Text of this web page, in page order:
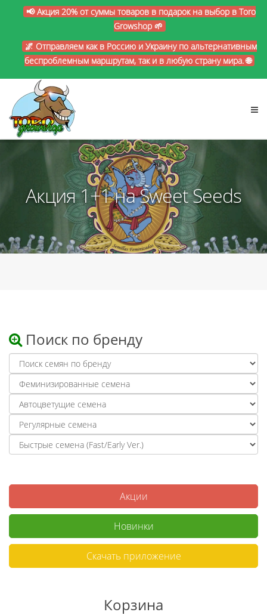
📢 Акция 20% от суммы товаров в подарок на выбор в Toro
Growshop 🌱
🌌 Отправляем как в Россию и Украину по альтернативным
беспроблемным маршрутам, так и в любую страну мира. 🌐
Акция 1+1 на Sweet Seeds
Поиск по бренду
Акции
Новинки
Скачать приложение
Корзина